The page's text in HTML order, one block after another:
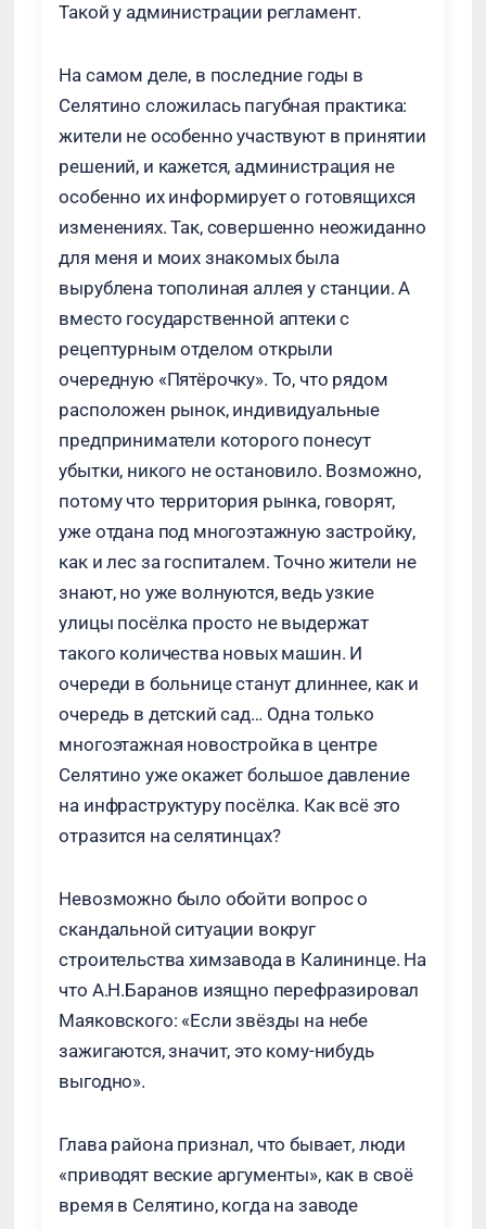
Такой у администрации регламент.
На самом деле, в последние годы в
Селятино сложилась пагубная практика:
жители не особенно участвуют в принятии
решений, и кажется, администрация не
особенно их информирует о готовящихся
изменениях. Так, совершенно неожиданно
для меня и моих знакомых была
вырублена тополиная аллея у станции. А
вместо государственной аптеки с
рецептурным отделом открыли
очередную «Пятёрочку». То, что рядом
расположен рынок, индивидуальные
предприниматели которого понесут
убытки, никого не остановило. Возможно,
потому что территория рынка, говорят,
уже отдана под многоэтажную застройку,
как и лес за госпиталем. Точно жители не
знают, но уже волнуются, ведь узкие
улицы посёлка просто не выдержат
такого количества новых машин. И
очереди в больнице станут длиннее, как и
очередь в детский сад… Одна только
многоэтажная новостройка в центре
Селятино уже окажет большое давление
на инфраструктуру посёлка. Как всё это
отразится на селятинцах?
Невозможно было обойти вопрос о
скандальной ситуации вокруг
строительства химзавода в Калининце. На
что А.Н.Баранов изящно перефразировал
Маяковского: «Если звёзды на небе
зажигаются, значит, это кому-нибудь
выгодно».
Глава района признал, что бывает, люди
«приводят веские аргументы», как в своё
время в Селятино, когда на заводе